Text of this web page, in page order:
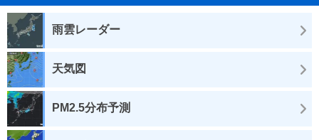
雨雲レーダー
天気図
PM2.5分布予測